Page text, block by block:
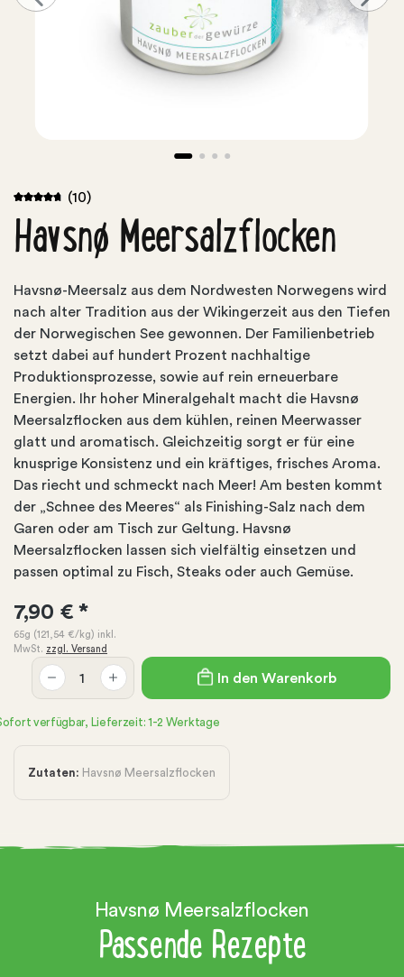
(10)
Havsnø Meersalzflocken
Havsnø-Meersalz aus dem Nordwesten Norwegens wird
nach alter Tradition aus der Wikingerzeit aus den Tiefen
der Norwegischen See gewonnen. Der Familienbetrieb
setzt dabei auf hundert Prozent nachhaltige
Produktionsprozesse, sowie auf rein erneuerbare
Energien. Ihr hoher Mineralgehalt macht die Havsnø
Meersalzflocken aus dem kühlen, reinen Meerwasser
glatt und aromatisch. Gleichzeitig sorgt er für eine
knusprige Konsistenz und ein kräftiges, frisches Aroma.
Das riecht und schmeckt nach Meer! Am besten kommt
der „Schnee des Meeres“ als Finishing-Salz nach dem
Garen oder am Tisch zur Geltung. Havsnø
Meersalzflocken lassen sich vielfältig einsetzen und
passen optimal zu Fisch, Steaks oder auch Gemüse.
7,90 € *
65g (121,54 €/kg) inkl.
MwSt. zzgl. Versand
In den Warenkorb
verfügbar, Lieferzeit: 1-2 Werktage
Zutaten: Havsnø Meersalzflocken
Havsnø Meersalzflocken
Passende Rezepte